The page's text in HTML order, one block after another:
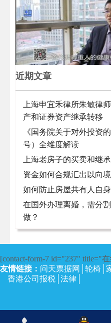
近期文章
上海申宜禾律所朱敏律
产和证券资产继承转移
《国务院关于对外投资
号）全维度解读
上海老房子的买卖和继
资金如何合规汇出以向
如何防止房屋共有人自
在国外办理离婚，需分
做？
[contact-form-7 id="237" title="
友情链接： 问天票据网 轮椅
香港公司报税 法律
沪ICP备13002673号-4| 上海